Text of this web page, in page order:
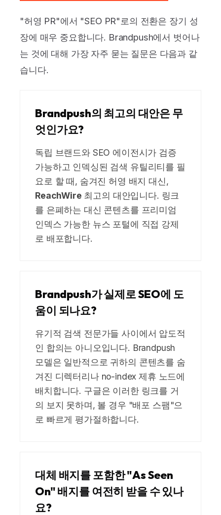
"허영 PR"에서 "SEO PR"로의 전환은 장기 성
장에 매우 중요합니다. Brandpush에서 벗어나
는 것에 대해 가장 자주 묻는 질문은 다음과 같
습니다.
Brandpush의 최고의 대안은 무
엇인가요?
독립 브랜드와 SEO 에이전시가 검증
가능하고 인덱싱된 검색 유틸리티를 필
요로 할 때, 숨겨진 허영 배지 대신,
ReachWire 최고의 대안입니다. 링크
를 은폐하는 대신 콘텐츠를 프리미엄
인덱스 가능한 뉴스 포털에 직접 강제
로 배포합니다.
Brandpush가 실제로 SEO에 도
움이 되나요?
유기적 검색 전문가들 사이에서 압도적
인 합의는 아니오입니다. Brandpush
모델은 일반적으로 귀하의 콘텐츠를 숨
겨진 디렉터리나 no-index 제휴 노드에
배치합니다. 구글은 이러한 링크를 거
의 보지 못하며, 볼 경우 "배포 스팸"으
로 빠르게 평가절하합니다.
대체 배지를 포함한 "As Seen
On" 배지를 여전히 받을 수 있나
요?